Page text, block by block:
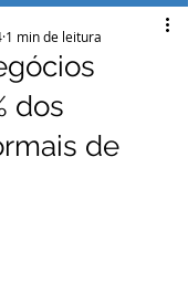
dos
de
1 min de leitura